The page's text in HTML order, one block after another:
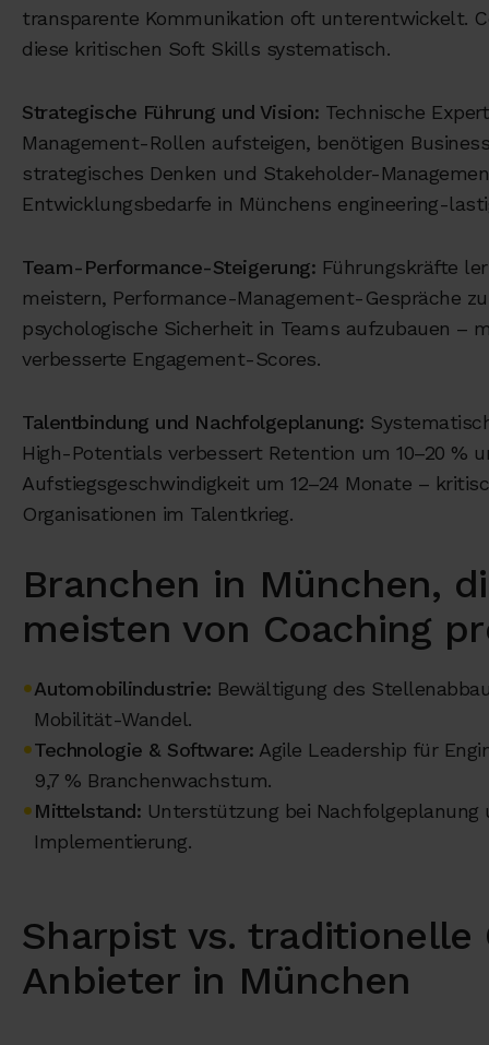
transparente Kommunikation oft unterentwickelt.
diese kritischen Soft Skills systematisch.
Strategische Führung und Vision: Technische
Management-Rollen aufsteigen, benötigen
strategisches Denken und Stakeholder-
Entwicklungsbedarfe in Münchens engineering-
Team-Performance-Steigerung: Führungskräfte
meistern, Performance-Management-Gespräche
psychologische Sicherheit in Teams aufzubauen –
verbesserte Engagement-Scores.
Talentbindung und Nachfolgeplanung:
High-Potentials verbessert Retention um 10–20 %
Aufstiegsgeschwindigkeit um 12–24 Monate –
Organisationen im Talentkrieg.
Branchen in München,
meisten von Coaching
Automobilindustrie: Bewältigung des
Mobilität-Wandel.
Technologie & Software: Agile Leadership für
9,7 % Branchenwachstum.
Mittelstand: Unterstützung bei Nachfolgeplanung
Implementierung.
Sharpist vs. traditionelle
Anbieter in München